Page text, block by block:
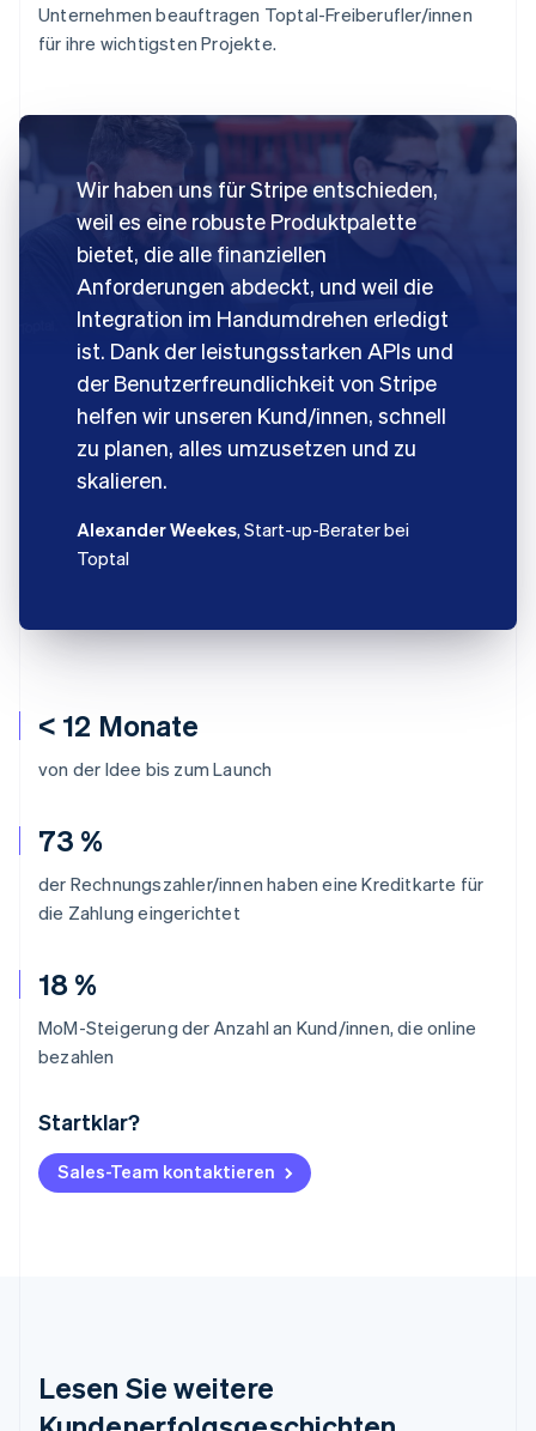
< 12 Monate
von der Idee bis zum Launch
73 %
der Rechnungszahler/innen haben eine Kreditkarte für
die Zahlung eingerichtet
18 %
MoM-Steigerung der Anzahl an Kund/innen, die online
bezahlen
Startklar?
Sales-Team kontaktieren
Unternehmen beauftragen Toptal-Freiberufler/innen
für ihre wichtigsten Projekte.
Wir haben uns für Stripe entschieden,
weil es eine robuste Produktpalette
bietet, die alle finanziellen
Anforderungen abdeckt, und weil die
Integration im Handumdrehen erledigt
ist. Dank der leistungsstarken APIs und
der Benutzerfreundlichkeit von Stripe
helfen wir unseren Kund/innen, schnell
zu planen, alles umzusetzen und zu
skalieren.
Alexander Weekes, Start-up-Berater bei
Toptal
Lesen Sie weitere
Australien
Belgien
NederlandsFrançaisDeutschEnglish
DeutschEnglish